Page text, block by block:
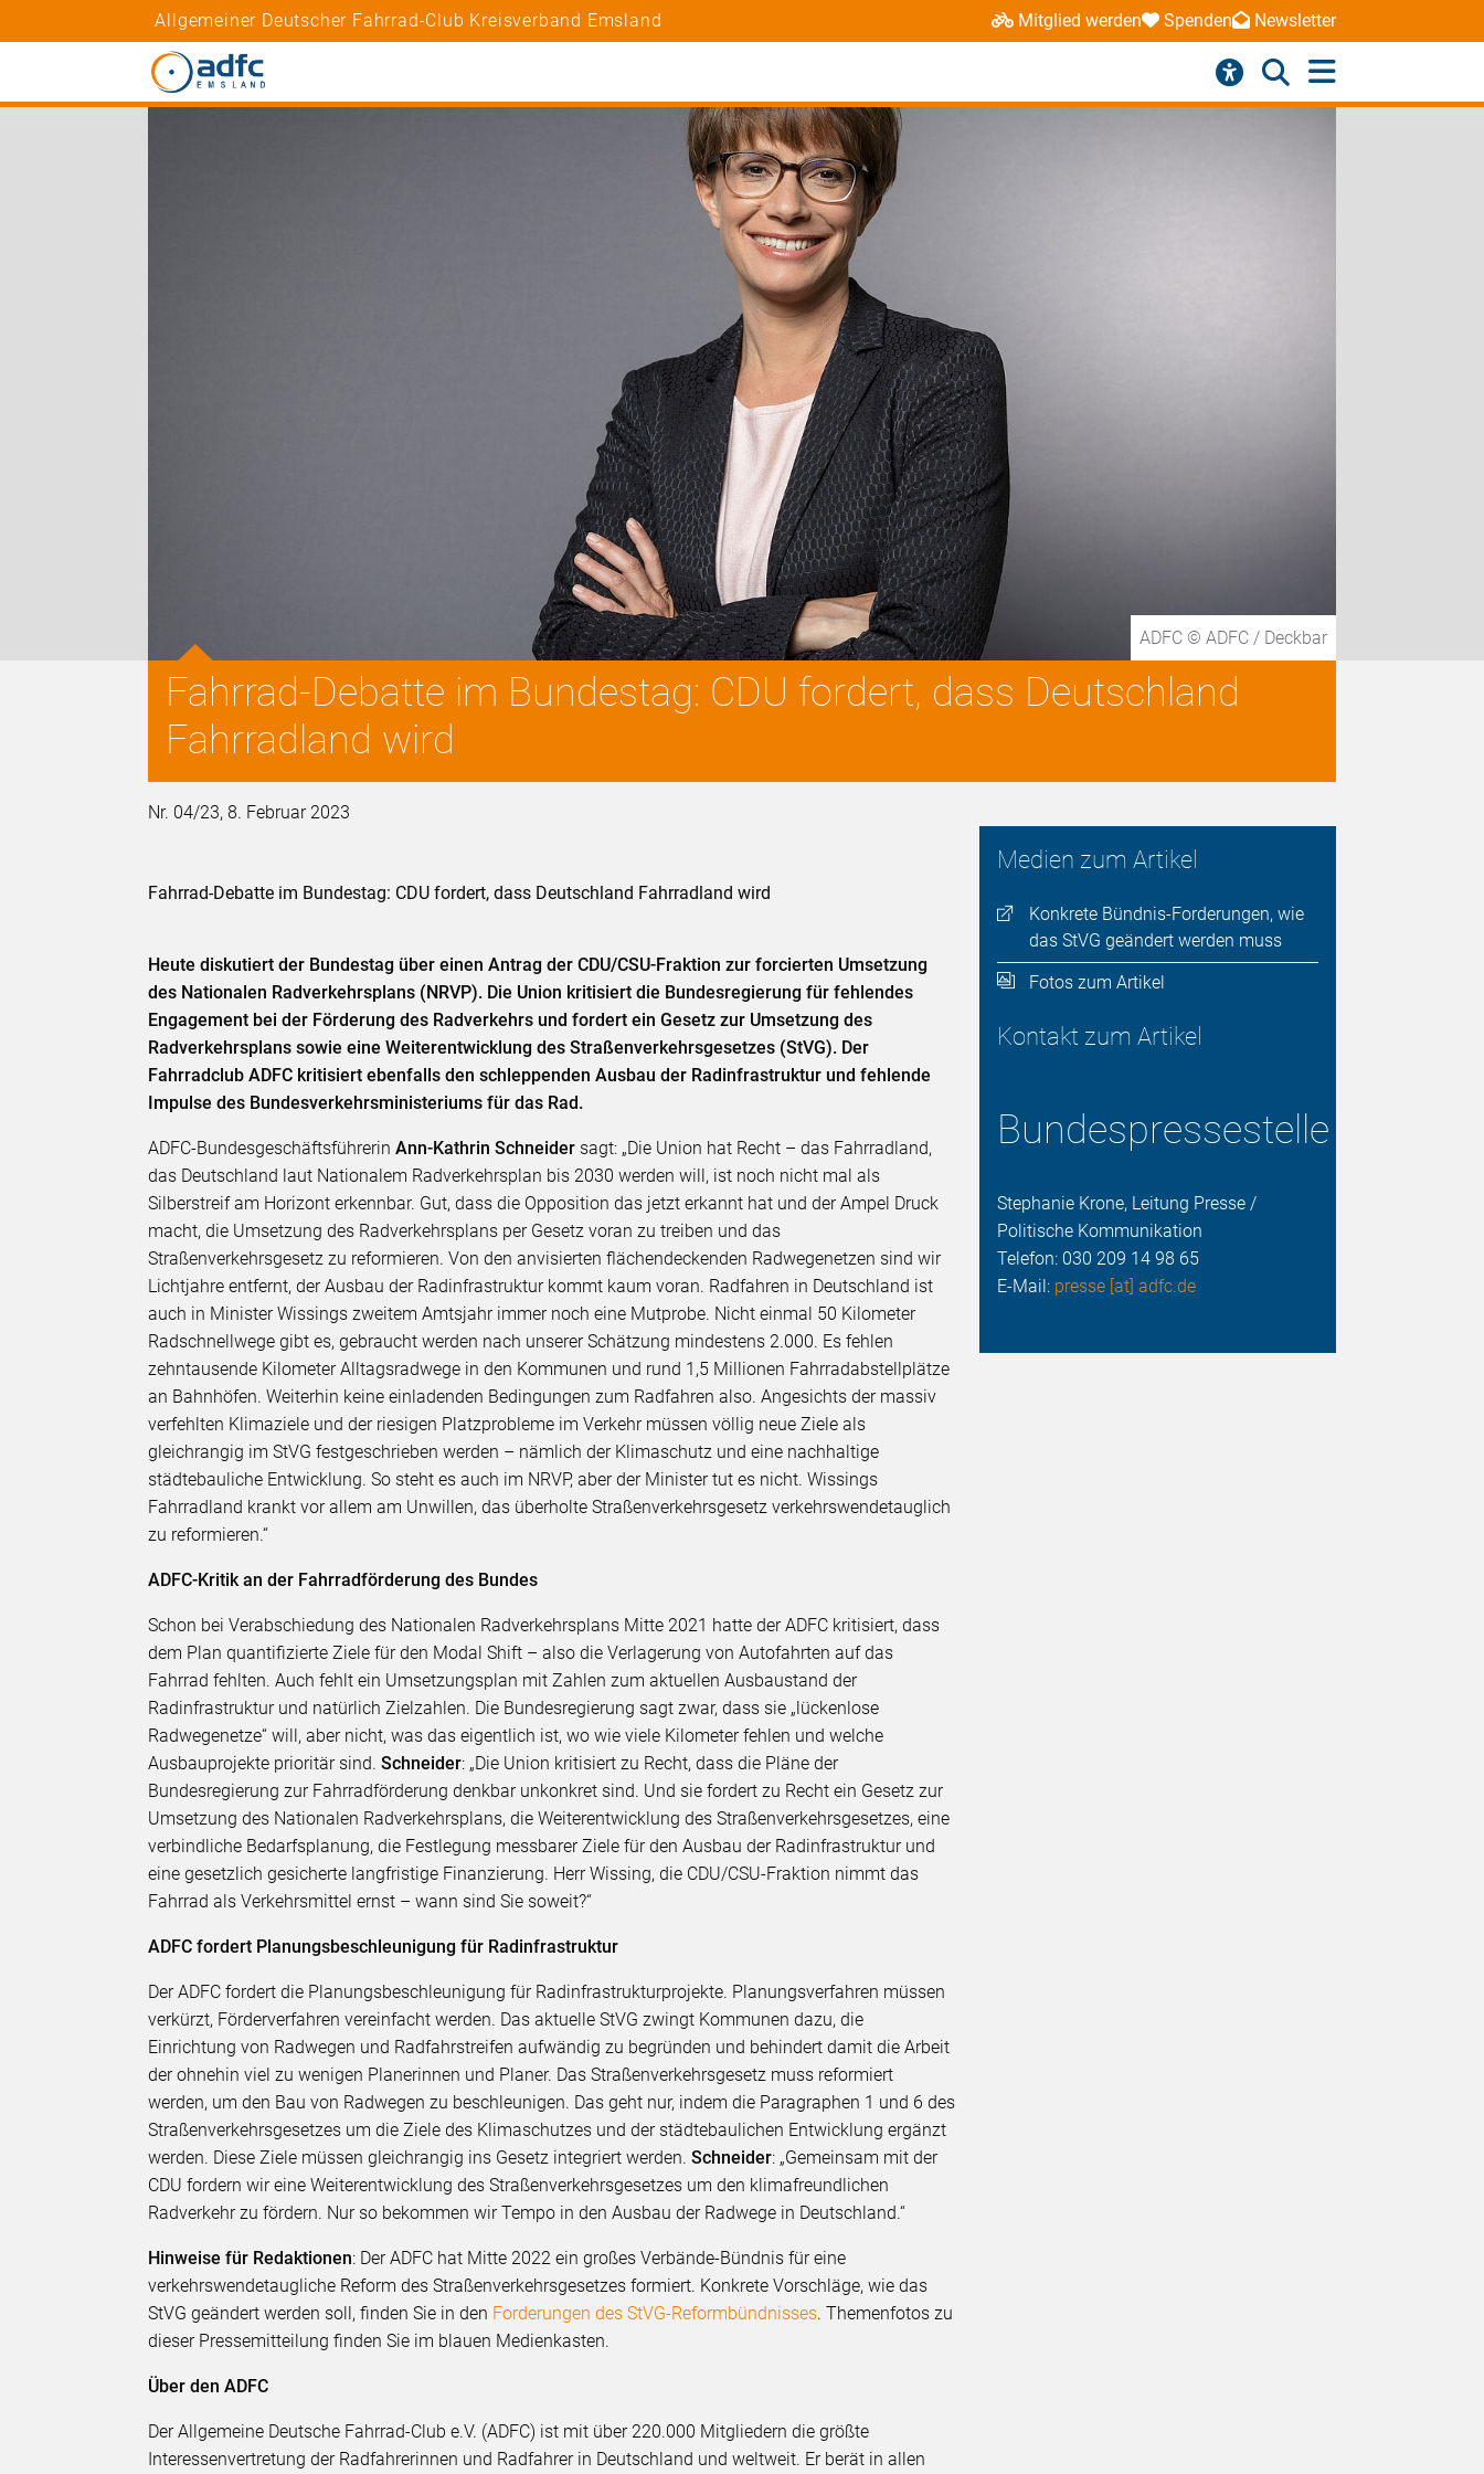
Allgemeiner Deutscher Fahrrad-Club Kreisverband Emsland Mitglied werden Spenden Newsletter
ADFC © ADFC / Deckbar
Fahrrad-Debatte im Bundestag: CDU fordert, dass Deutschland
Fahrradland wird
Nr. 04/23, 8. Februar 2023
Medien zum Artikel
Konkrete Bündnis-Forderungen, wie
das StVG geändert werden muss
Fotos zum Artikel
Kontakt zum Artikel
Bundespressestelle
Stephanie Krone, Leitung Presse /
Politische Kommunikation
Telefon: 030 209 14 98 65
E-Mail: presse [at] adfc.de
Fahrrad-Debatte im Bundestag: CDU fordert, dass Deutschland Fahrradland wird
Heute diskutiert der Bundestag über einen Antrag der CDU/CSU-Fraktion zur forcierten Umsetzung
des Nationalen Radverkehrsplans (NRVP). Die Union kritisiert die Bundesregierung für fehlendes
Engagement bei der Förderung des Radverkehrs und fordert ein Gesetz zur Umsetzung des
Radverkehrsplans sowie eine Weiterentwicklung des Straßenverkehrsgesetzes (StVG). Der
Fahrradclub ADFC kritisiert ebenfalls den schleppenden Ausbau der Radinfrastruktur und fehlende
Impulse des Bundes­verkehrsministeriums für das Rad.
ADFC-BundesgeschäftsführerinAnn-Kathrin Schneider sagt: „Die Union hat Recht – das Fahrradland,
das Deutschland laut Nationalem Radverkehrsplan bis 2030 werden will, ist noch nicht mal als
Silberstreif am Horizont erkennbar. Gut, dass die Opposition das jetzt erkannt hat und der Ampel Druck
macht, die Umsetzung des Radverkehrsplans per Gesetz voran zu treiben und das
Straßenverkehrsgesetz zu reformieren. Von den anvisierten flächendeckenden Radwegenetzen sind wir
Lichtjahre entfernt, der Ausbau der Radinfrastruktur kommt kaum voran. Radfahren in Deutschland ist
auch in Minister Wissings zweitem Amtsjahr immer noch eine Mutprobe. Nicht einmal 50 Kilometer
Radschnellwege gibt es, gebraucht werden nach unserer Schätzung mindestens 2.000. Es fehlen
zehntausende Kilometer Alltagsradwege in den Kommunen und rund 1,5 Millionen Fahrradabstellplätze
an Bahnhöfen. Weiterhin keine einladenden Bedingungen zum Radfahren also. Angesichts der massiv
verfehlten Klimaziele und der riesigen Platzprobleme im Verkehr müssen völlig neue Ziele als
gleichrangig im StVG festgeschrieben werden – nämlich der Klimaschutz und eine nachhaltige
städtebauliche Entwicklung. So steht es auch im NRVP, aber der Minister tut es nicht. Wissings
Fahrradland krankt vor allem am Unwillen, das überholte Straßenverkehrsgesetz verkehrswendetauglich
zu reformieren.“
ADFC-Kritik an der Fahrradförderung des Bundes
Schon bei Verabschiedung des Nationalen Radverkehrsplans Mitte 2021 hatte der ADFC kritisiert, dass
dem Plan quantifizierte Ziele für den Modal Shift – also die Verlagerung von Autofahrten auf das
Fahrrad fehlten. Auch fehlt ein Umsetzungsplan mit Zahlen zum aktuellen Ausbaustand der
Radinfrastruktur und natürlich Zielzahlen. Die Bundesregierung sagt zwar, dass sie „lückenlose
Radwegenetze“ will, aber nicht, was das eigentlich ist, wo wie viele Kilometer fehlen und welche
Ausbauprojekte prioritär sind.Schneider: „Die Union kritisiert zu Recht, dass die Pläne der
Bundesregierung zur Fahrradförderung denkbar unkonkret sind. Und sie fordert zu Recht ein Gesetz zur
Umsetzung des Nationalen Radverkehrsplans, die Weiterentwicklung des Straßenverkehrsgesetzes, eine
verbindliche Bedarfsplanung, die Festlegung messbarer Ziele für den Ausbau der Radinfrastruktur und
eine gesetzlich gesicherte langfristige Finanzierung. Herr Wissing, die CDU/CSU-Fraktion nimmt das
Fahrrad als Verkehrsmittel ernst – wann sind Sie soweit?“
ADFC fordert Planungsbeschleunigung für Radinfrastruktur
Der ADFC fordert die Planungsbeschleunigung für Radinfrastrukturprojekte. Planungsverfahren müssen
verkürzt, Förderverfahren vereinfacht werden. Das aktuelle StVG zwingt Kommunen dazu, die
Einrichtung von Radwegen und Radfahrstreifen aufwändig zu begründen und behindert damit die Arbeit
der ohnehin viel zu wenigen Planerinnen und Planer. Das Straßenverkehrsgesetz muss reformiert
werden, um den Bau von Radwegen zu beschleunigen. Das geht nur, indem die Paragraphen 1 und 6 des
Straßenverkehrsgesetzes um die Ziele des Klimaschutzes und der städtebaulichen Entwicklung ergänzt
werden. Diese Ziele müssen gleichrangig ins Gesetz integriert werden.Schneider: „Gemeinsam mit der
CDU fordern wir eine Weiterentwicklung des Straßenverkehrsgesetzes um den klimafreundlichen
Radverkehr zu fördern. Nur so bekommen wir Tempo in den Ausbau der Radwege in Deutschland.“
Hinweise für Redaktionen: Der ADFC hat Mitte 2022 ein großes Verbände-Bündnis für eine
verkehrswendetaugliche Reform des Straßenverkehrsgesetzes formiert. Konkrete Vorschläge, wie das
StVG geändert werden soll, finden Sie in den Forderungen des StVG-Reformbündnisses. Themenfotos zu
dieser Pressemitteilung finden Sie im blauen Medienkasten.
Über den ADFC
Der Allgemeine Deutsche Fahrrad-Club e.V. (ADFC) ist mit über 220.000 Mitgliedern die größte
Interessenvertretung der Radfahrerinnen und Radfahrer in Deutschland und weltweit. Er berät in allen